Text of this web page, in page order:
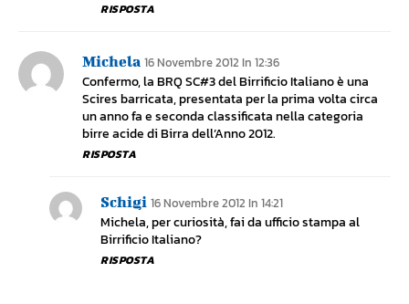
RISPOSTA
Michela 16 Novembre 2012 In 12:36
Confermo, la BRQ SC#3 del Birrificio Italiano è una
Scires barricata, presentata per la prima volta circa
un anno fa e seconda classificata nella categoria
birre acide di Birra dell’Anno 2012.
RISPOSTA
Schigi 16 Novembre 2012 In 14:21
Michela, per curiosità, fai da ufficio stampa al
Birrificio Italiano?
RISPOSTA